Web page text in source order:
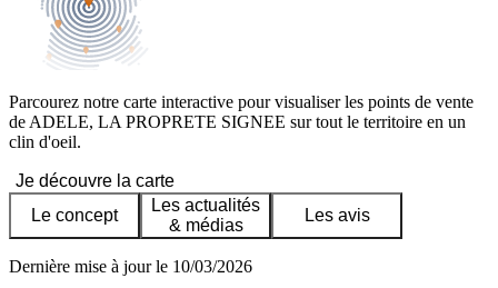
Parcourez notre carte interactive pour visualiser les points de vente
de ADELE, LA PROPRETE SIGNEE sur tout le territoire en un
clin d'oeil.
Je découvre la carte
Le concept
Les actualités
& médias
Les avis
Dernière mise à jour le 10/03/2026